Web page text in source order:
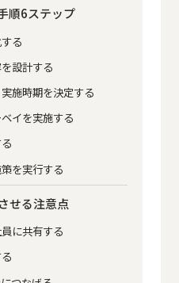
順6ステップ
る
設計する
施時期を決定する
イを実施する
を実行する
せる注意点
に共有する